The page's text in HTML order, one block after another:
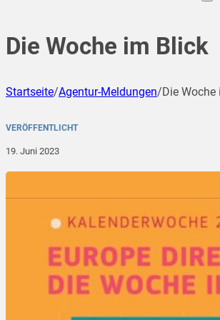
Die Woche im Blick
Startseite/Agentur-Meldungen/Die
VERÖFFENTLICHT
19. Juni 2023